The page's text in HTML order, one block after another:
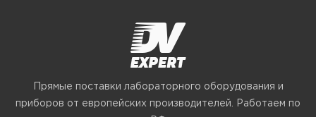
Прямые поставки лабораторного оборудования и
приборов от европейских производителей. Работаем по